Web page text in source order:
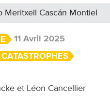
Meritxell Cascán Montiel
11 Avril 2025
CATASTROPHES
et Léon Cancellier